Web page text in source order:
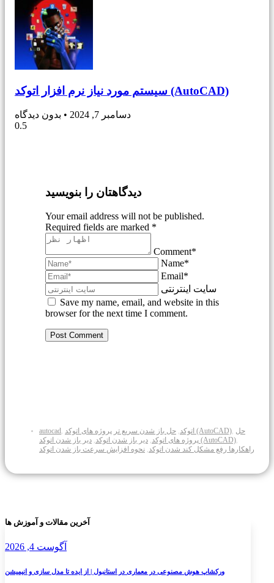
سیستم مورد نیاز نرم افزار اتوکد (AutoCAD)
دسامبر 7, 2024 بدون دیدگاه
دیدگاهتان را بنویسید
Your email address will not be published.
Required fields are marked *
Comment*
Name*
Email*
سایت اینترنتی
Save my name, email, and website in this
browser for the next time I comment.
Post Comment
autocad اتوکد حل باز شدن سریع تر پروژه های اتوکد (AutoCAD) حل
پروژه های اتوکد دیر باز شدن اتوکد دیر باز شدن اتوکد (AutoCAD)
راهکارها رفع مشکل کند شدن اتوکد نحوه افزایش سرعت باز شدن اتوکد
آخرین مقالات و آموزش ها
آگوست 4, 2026
ورکشاپ هوش مصنوعی در معماری در استانبول | از ایده تا مدل سازی و انیمیشن